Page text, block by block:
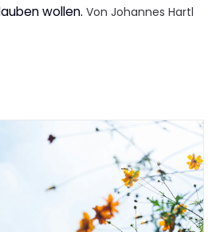
wollen. Von Johannes Hartl